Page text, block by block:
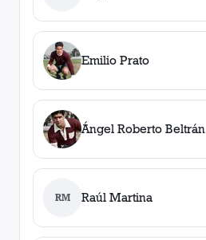
Emilio Prato
Ángel Roberto Beltrán
RM Raúl Martina